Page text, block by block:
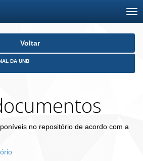
Voltar
DA UNB
no repositório de acordo com a